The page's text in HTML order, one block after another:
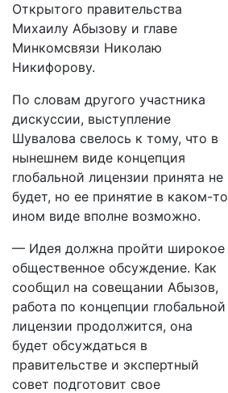
Открытого правительства
Михаилу Абызову и главе
Минкомсвязи Николаю
Никифорову.
По словам другого участника
дискуссии, выступление
Шувалова свелось к тому, что в
нынешнем виде концепция
глобальной лицензии принята не
будет, но ее принятие в каком-то
ином виде вполне возможно.
— Идея должна пройти широкое
общественное обсуждение. Как
сообщил на совещании Абызов,
работа по концепции глобальной
лицензии продолжится, она
будет обсуждаться в
правительстве и экспертный
совет подготовит свое